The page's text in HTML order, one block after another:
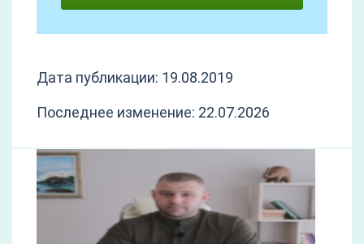
Дата публикации: 19.08.2019
Последнее изменение: 22.07.2026